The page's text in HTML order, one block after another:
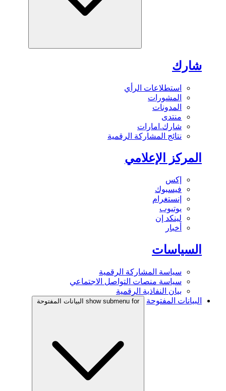
شارك
استطلاعات الرأي
المشورات
المدونات
منتدى
شارك.امارات
نتائج المشاركة الرقمية
المركز الإعلامي
إكس
فيسبوك
إنستغرام
يوتيوب
لينكد إن
أخبار
السياسات
سياسة المشاركة الرقمية
سياسة منصات التواصل الاجتماعي
بيان النفاذية الرقمية
البيانات المفتوحة
show submenu for البيانات المفتوحة